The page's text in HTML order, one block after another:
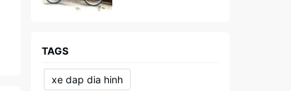
TAGS
xe dap dia hinh